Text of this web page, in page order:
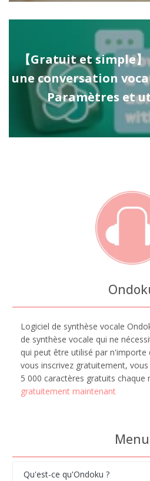
【Gratuit et simple
une conversation
Paramètres et
Logiciel de synthèse vocale
de synthèse vocale qui ne
qui peut être utilisé par n'importe
vous inscrivez gratuitement,
5 000 caractères gratuits chaque
gratuitement maintenant
Menu
Qu'est-ce qu'Ondoku ?